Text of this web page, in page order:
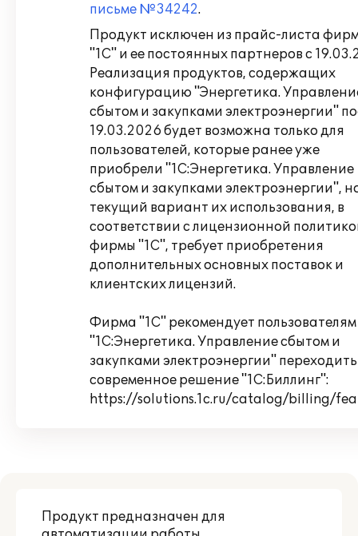
письме №34242.
Продукт исключен из прайс-листа
"1С" и ее постоянных партнеров с
Реализация продуктов, содержащих
конфигурацию "Энергетика.
сбытом и закупками электроэнергии"
19.03.2026 будет возможна только для
пользователей, которые ранее уже
приобрели "1С:Энергетика. Управление
сбытом и закупками электроэнергии",
текущий вариант их использования, в
соответствии с лицензионной
фирмы "1С", требует приобретения
дополнительных основных поставок и
клиентских лицензий.
Фирма "1С" рекомендует пользователям
"1С:Энергетика. Управление сбытом и
закупками электроэнергии"
современное решение "1С:Биллинг":
https://solutions.1c.ru/catalog/billing/
Продукт предназначен для